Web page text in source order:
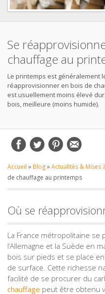
Se
chauffage au
Le printemps est généralement
réapprovisionner en bois de
est usuellement moins élevé
bois, meilleure (moins humide).
Accueil » Blog»Actualités & Mises
de chauffage au printemps
Où se
La France métropolitaine
l’Allemagne et la Suède en
bois sur pieds et se place
de surface. Cette richesse
facilité de se procurer du
chauffage peut être obtenu